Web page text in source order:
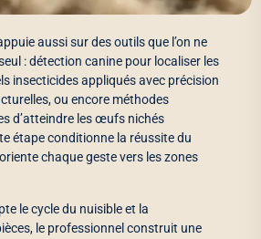
aussi sur des outils que l’on ne
: détection canine pour localiser les
insecticides appliqués avec précision
ou encore méthodes
d’atteindre les œufs nichés
étape conditionne la réussite du
chaque geste vers les zones
le cycle du nuisible et la
le professionnel construit une